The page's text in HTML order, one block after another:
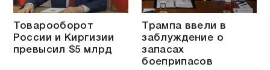
Товарооборот
России и Киргизии
превысил $5 млрд
Трампа ввели в
заблуждение о
запасах
боеприпасов